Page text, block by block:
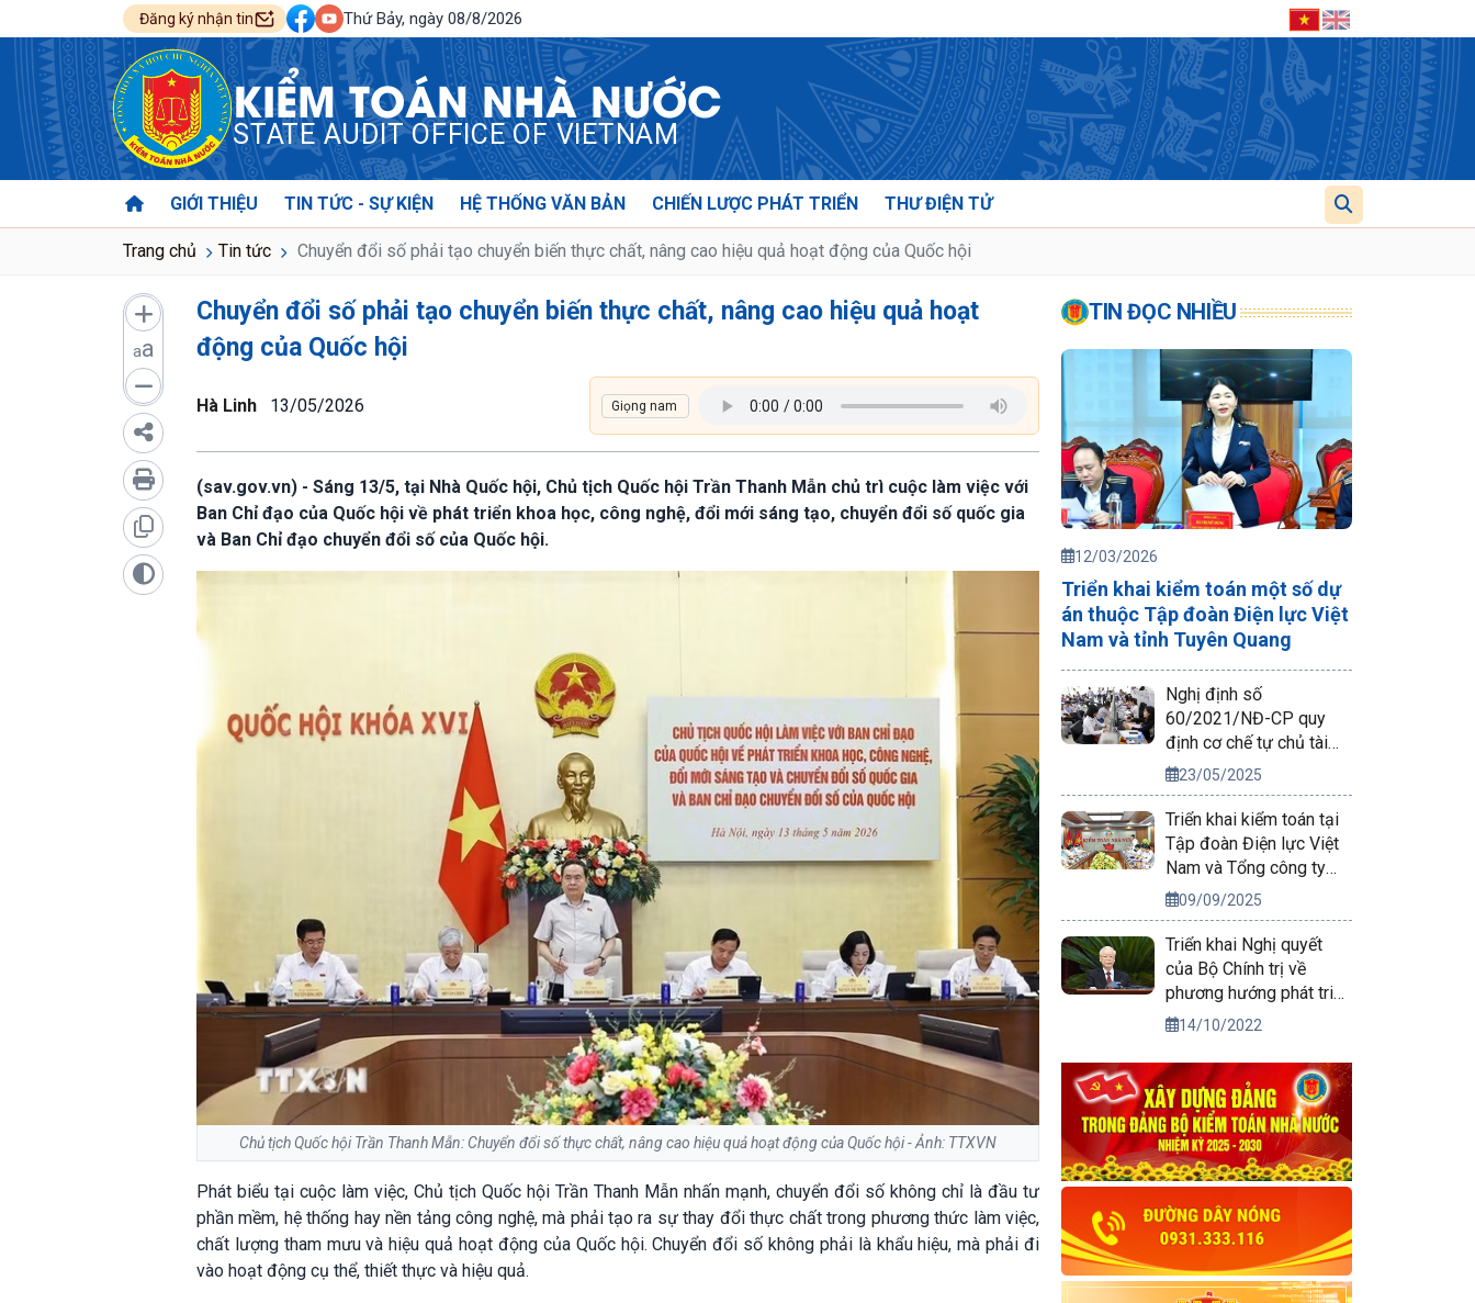
Đăng ký nhận tin Thứ Bảy, ngày 08/8/2026
KIỂM TOÁN NHÀ NƯỚC
STATE AUDIT OFFICE OF VIETNAM
GIỚI THIỆU TIN TỨC - SỰ KIỆN HỆ THỐNG VĂN BẢN CHIẾN LƯỢC PHÁT TRIỂN THƯ ĐIỆN TỬ
Trang chủ Tin tức Chuyển đổi số phải tạo chuyển biến thực chất, nâng cao hiệu quả hoạt động của Quốc hội
aa
Chuyển đổi số phải tạo chuyển biến thực chất, nâng cao hiệu quả hoạt
động của Quốc hội
Hà Linh 13/05/2026
(sav.gov.vn) - Sáng 13/5, tại Nhà Quốc hội, Chủ tịch Quốc hội Trần Thanh Mẫn chủ trì cuộc làm việc với
Ban Chỉ đạo của Quốc hội về phát triển khoa học, công nghệ, đổi mới sáng tạo, chuyển đổi số quốc gia
và Ban Chỉ đạo chuyển đổi số của Quốc hội.
Chủ tịch Quốc hội Trần Thanh Mẫn: Chuyển đổi số thực chất, nâng cao hiệu quả hoạt động của Quốc hội - Ảnh: TTXVN
Phát biểu tại cuộc làm việc, Chủ tịch Quốc hội Trần Thanh Mẫn nhấn mạnh, chuyển đổi số không chỉ là đầu tư
phần mềm, hệ thống hay nền tảng công nghệ, mà phải tạo ra sự thay đổi thực chất trong phương thức làm việc,
chất lượng tham mưu và hiệu quả hoạt động của Quốc hội. Chuyển đổi số không phải là khẩu hiệu, mà phải đi
vào hoạt động cụ thể, thiết thực và hiệu quả.
TIN ĐỌC NHIỀU
12/03/2026
Triển khai kiểm toán một số dự
án thuộc Tập đoàn Điện lực Việt
Nam và tỉnh Tuyên Quang
Nghị định số
60/2021/NĐ-CP quy
định cơ chế tự chủ tài
chính của đơn vị sự
nghiệp công lập
23/05/2025
Triển khai kiểm toán tại
Tập đoàn Điện lực Việt
Nam và Tổng công ty
Phát điện 2
09/09/2025
Triển khai Nghị quyết
của Bộ Chính trị về
phương hướng phát triển
kinh tế xã hội và bảo
ninh vùng Tây Nguyên
đến năm 2030, tầm nhìn
đến năm 2045
14/10/2022